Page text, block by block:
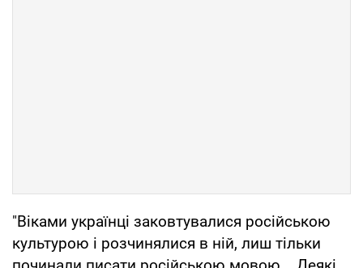
"Віками українці заковтувалися російською
культурою і розчинялися в ній, лиш тільки